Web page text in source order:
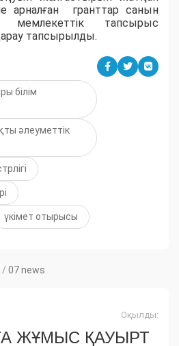
арналған гранттар санын
мемлекеттік тапсырыс
тапсырылды.
білім
әлеуметтік
үкімет отырысы
/ 07 news
Оқылды:
ЖҰМЫС ҚАУЫРТ